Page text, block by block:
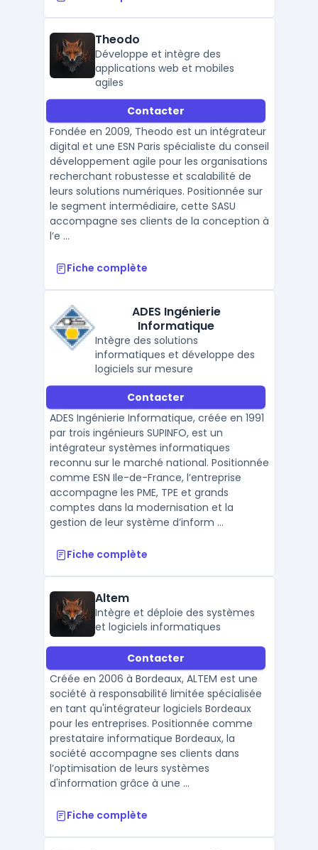
Theodo
Développe et intègre des
applications web et mobiles
agiles
Contacter
Fondée en 2009, Theodo est un intégrateur
digital et une ESN Paris spécialiste du conseil
développement agile pour les organisations
recherchant robustesse et scalabilité de
leurs solutions numériques. Positionnée sur
le segment intermédiaire, cette SASU
accompagne ses clients de la conception à
l’e ...
Fiche complète
ADES Ingénierie
Informatique
Intègre des solutions
informatiques et développe des
logiciels sur mesure
Contacter
ADES Ingénierie Informatique, créée en 1991
par trois ingénieurs SUPINFO, est un
intégrateur systèmes informatiques
reconnu sur le marché national. Positionnée
comme ESN Ile-de-France, l’entreprise
accompagne les PME, TPE et grands
comptes dans la modernisation et la
gestion de leur système d’inform ...
Fiche complète
Altem
Intègre et déploie des systèmes
et logiciels informatiques
Contacter
Créée en 2006 à Bordeaux, ALTEM est une
société à responsabilité limitée spécialisée
en tant qu'intégrateur logiciels Bordeaux
pour les entreprises. Positionnée comme
prestataire informatique Bordeaux, la
société accompagne ses clients dans
l’optimisation de leurs systèmes
d'information grâce à une ...
Fiche complète